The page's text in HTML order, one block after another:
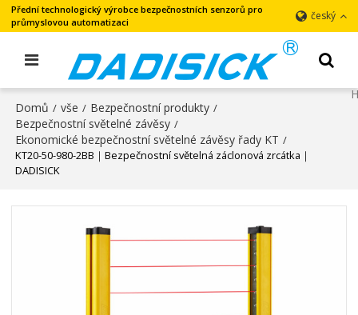
Přední technologický výrobce bezpečnostních senzorů pro
průmyslovou automatizaci
český
Domů / vše / Bezpečnostní produkty /
Bezpečnostní světelné závěsy /
Ekonomické bezpečnostní světelné závěsy řady KT /
KT20-50-980-2BB｜Bezpečnostní světelná záclonová zrcátka｜
DADISICK